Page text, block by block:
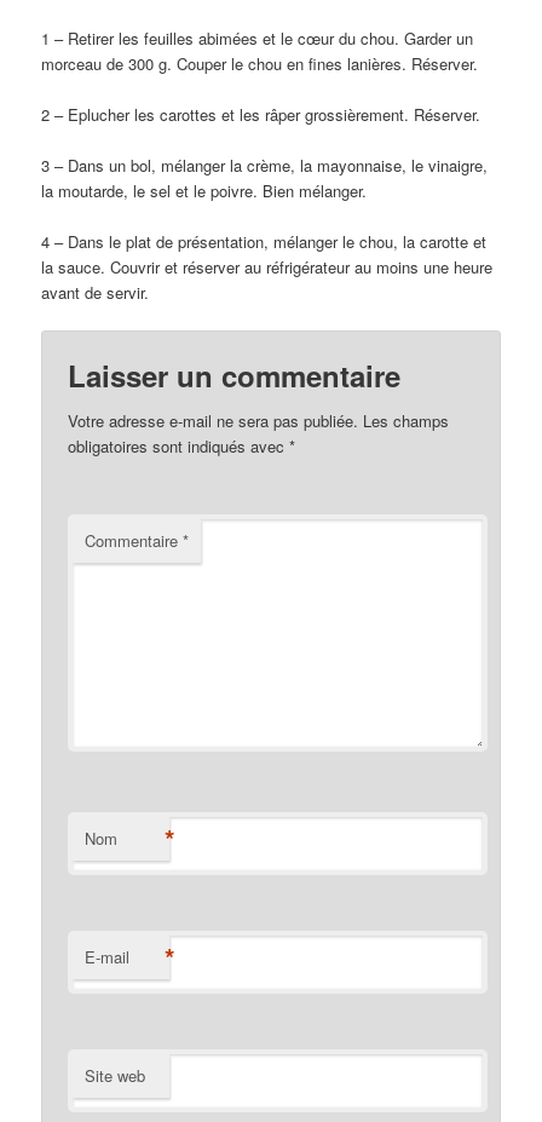
1 – Retirer les feuilles abimées et le cœur du chou. Garder un
morceau de 300 g. Couper le chou en fines lanières. Réserver.
2 – Eplucher les carottes et les râper grossièrement. Réserver.
3 – Dans un bol, mélanger la crème, la mayonnaise, le vinaigre,
la moutarde, le sel et le poivre. Bien mélanger.
4 – Dans le plat de présentation, mélanger le chou, la carotte et
la sauce. Couvrir et réserver au réfrigérateur au moins une heure
avant de servir.
Laisser un commentaire
Votre adresse e-mail ne sera pas publiée. Les champs
obligatoires sont indiqués avec*
Commentaire*
Nom *
E-mail *
Site web